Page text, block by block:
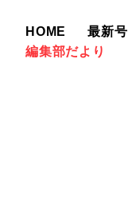
HOME 最新号
編集部だより